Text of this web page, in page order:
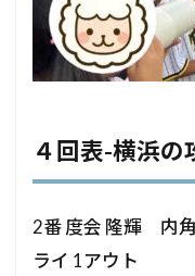
４回表-横浜の
2番 度会 隆輝 内
ライ 1アウト